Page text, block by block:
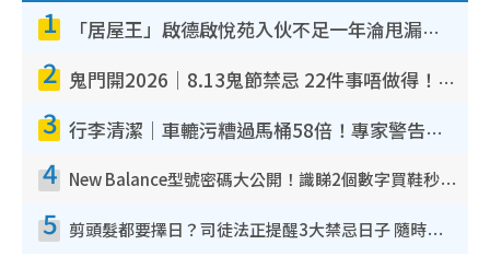
1 「居屋王」啟德啟悅苑入伙不足一年淪甩漏之王！插頭噴火花致大停電 多戶業主全屋家電報銷
2 鬼門開2026｜8.13鬼節禁忌 22件事唔做得！燒肉、刺身要少食？半夜勿吹口哨/打呢個電話
3 行李清潔｜車轆污糟過馬桶58倍！專家警告忌用酒精抹 教1招免污手除菌
4 New Balance型號密碼大公開！識睇2個數字買鞋秒知功能免中伏 附5大熱門鞋款
5 剪頭髮都要擇日？司徒法正提醒3大禁忌日子 隨時剪走財運！呢日剪髮恐「剪壽命」？